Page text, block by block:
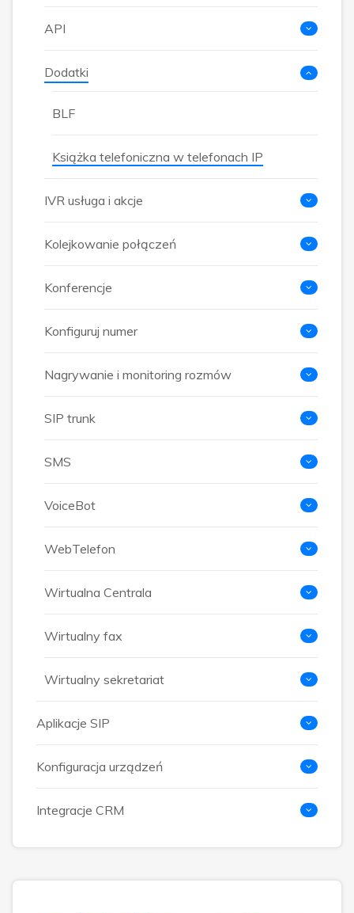
API
Dodatki
BLF
Książka telefoniczna w telefonach IP
IVR usługa i akcje
Kolejkowanie połączeń
Konferencje
Konfiguruj numer
Nagrywanie i monitoring rozmów
SIP trunk
SMS
VoiceBot
WebTelefon
Wirtualna Centrala
Wirtualny fax
Wirtualny sekretariat
Aplikacje SIP
Konfiguracja urządzeń
Integracje CRM